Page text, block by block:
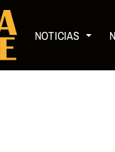
NOTICIAS